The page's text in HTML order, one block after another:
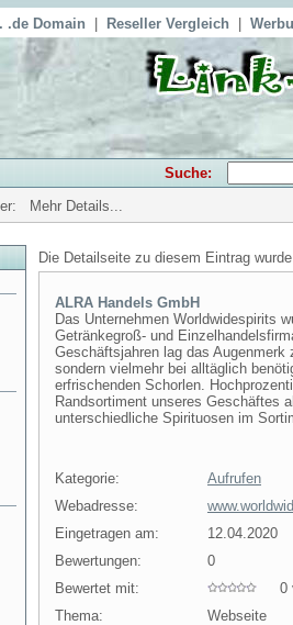
.de Domain Reseller Vergleich
Suche:
Mehr Details...
Die Detailseite zu diesem Eintrag
ALRA Handels GmbH
Das Unternehmen Worldwidespirits
Getränkegroß- und
Geschäftsjahren lag das Augenmerk
sondern vielmehr bei alltäglich
erfrischenden Schorlen.
Randsortiment unseres Geschäftes
unterschiedliche Spirituosen im
Kategorie:
Aufrufen
Webadresse:
Eingetragen am:
12.04.2020
Bewertungen:
0
Bewertet mit:
0
Thema:
Webseite